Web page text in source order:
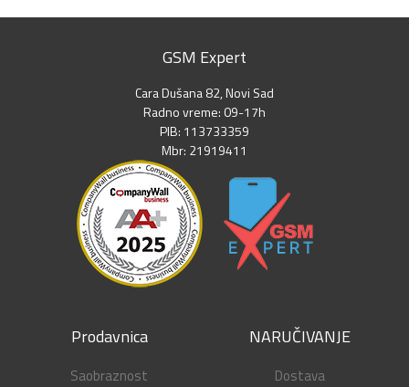
GSM Expert
Cara Dušana 82, Novi Sad
Radno vreme: 09-17h
PIB: 113733359
Mbr: 21919411
Prodavnica
Saobraznost
NARUČIVANJE
Dostava